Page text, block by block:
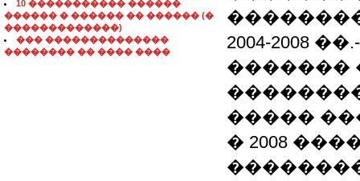
10 ����������� ������
������ � ������ �� ������ (�
�������������)
��� ��������������
�������� �� ���� ����
2004-
�������
�����
� 2008